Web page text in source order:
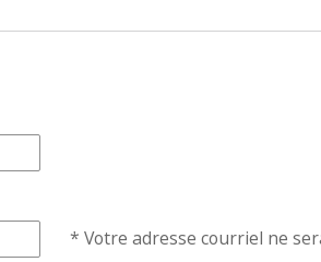
* Votre adresse courriel ne